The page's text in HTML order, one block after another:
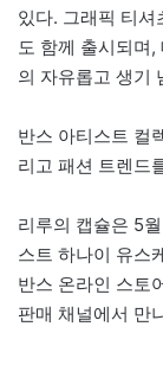
있다. 그래픽 티
도 함께 출시되며
의 자유롭고 생기
반스 아티스트 컬
리고 패션 트렌드
리루의 캡슐은 5
스트 하나이 유스
반스 온라인 스토
판매 채널에서 만